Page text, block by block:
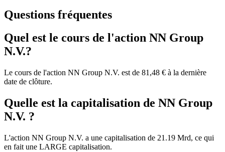
Questions fréquentes
Quel est le cours de l'action NN Group
N.V.?
Le cours de l'action NN Group N.V. est de 81,48 € à la dernière
date de clôture.
Quelle est la capitalisation de NN Group
N.V. ?
L'action NN Group N.V. a une capitalisation de 21.19 Mrd, ce qui
en fait une LARGE capitalisation.